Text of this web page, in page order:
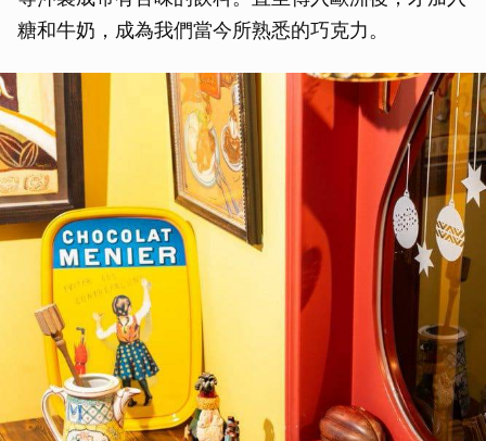
糖和牛奶，成為我們當今所熟悉的巧克力。